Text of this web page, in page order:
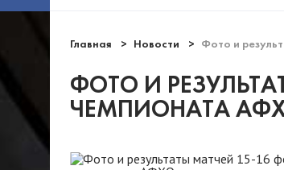
Главная Новости Фото и
ФОТО И
ЧЕМПИОНАТА